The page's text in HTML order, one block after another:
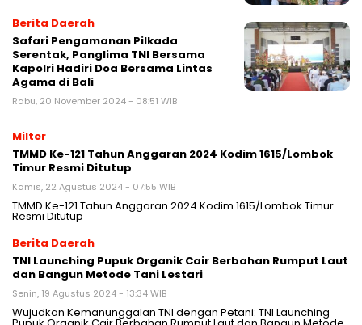
Berita Daerah
Safari Pengamanan Pilkada
Serentak, Panglima TNI Bersama
Kapolri Hadiri Doa Bersama Lintas
Agama di Bali
Rabu, 20 November 2024 - 08:51 WIB
Milter
TMMD Ke-121 Tahun Anggaran 2024 Kodim 1615/Lombok
Timur Resmi Ditutup
Kamis, 22 Agustus 2024 - 07:55 WIB
TMMD Ke-121 Tahun Anggaran 2024 Kodim 1615/Lombok Timur
Resmi Ditutup
Berita Daerah
TNI Launching Pupuk Organik Cair Berbahan Rumput Laut
dan Bangun Metode Tani Lestari
Senin, 19 Agustus 2024 - 13:34 WIB
Wujudkan Kemanunggalan TNI dengan Petani: TNI Launching